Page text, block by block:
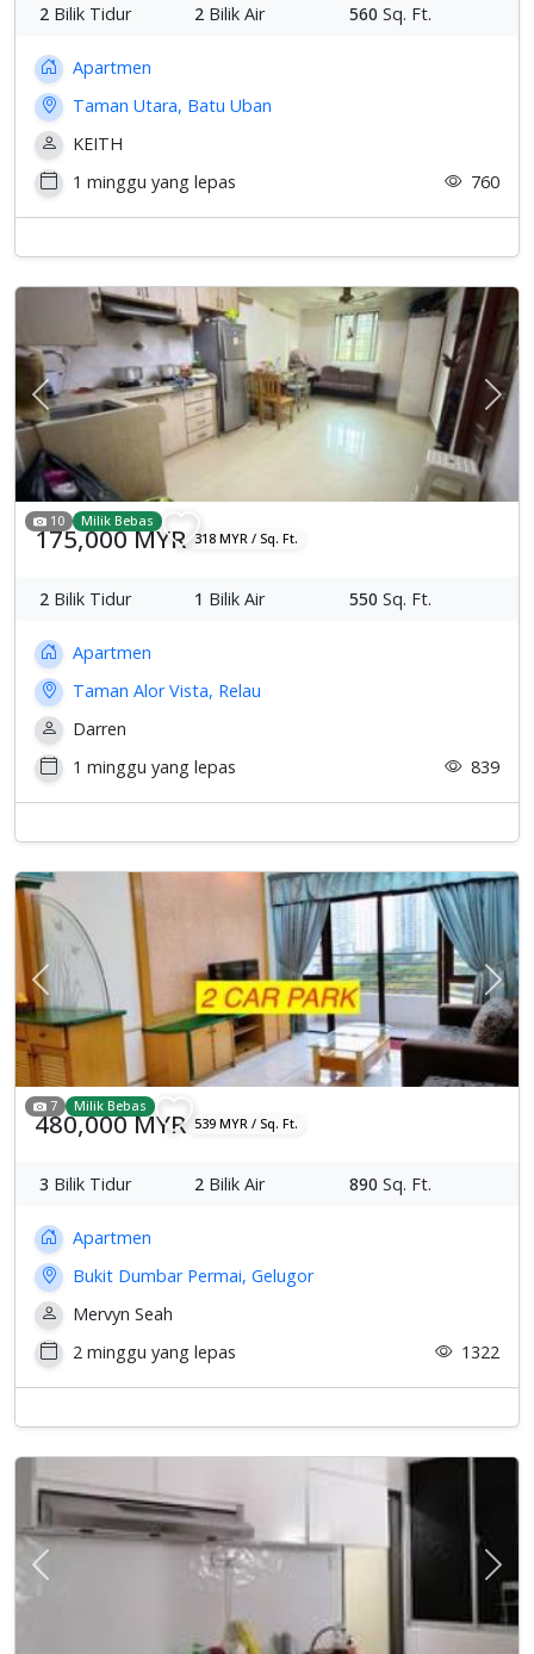
2 Bilik Tidur 2 Bilik Air 560 Sq. Ft.
Apartmen
Taman Utara, Batu Uban
KEITH
1 minggu yang lepas
760
Previous
10 Milik Bebas
175,000 MYR 318 MYR / Sq. Ft.
2 Bilik Tidur 1 Bilik Air 550 Sq. Ft.
Apartmen
Taman Alor Vista, Relau
Darren
1 minggu yang lepas
839
Previous
7 Milik Bebas
480,000 MYR 539 MYR / Sq. Ft.
3 Bilik Tidur 2 Bilik Air 890 Sq. Ft.
Apartmen
Bukit Dumbar Permai, Gelugor
Mervyn Seah
2 minggu yang lepas
1322
Previous